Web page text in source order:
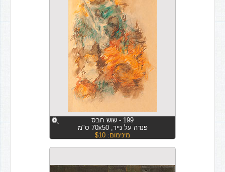
199 - שוש חבס
פנדה על נייר, 70x50 ס"מ
מינימום: $10